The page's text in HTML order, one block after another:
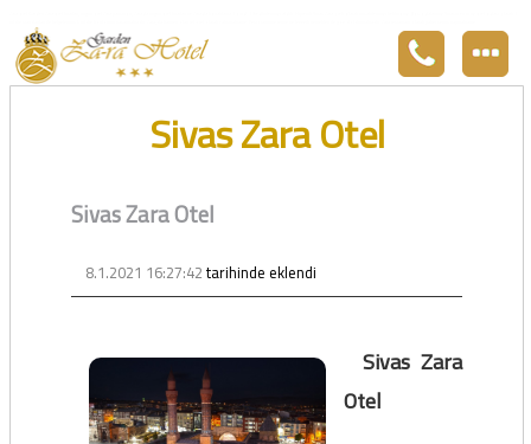
Sivas Zara Otel
Sivas Zara Otel
8.1.2021 16:27:42tarihinde eklendi
Sivas Zara
Otel